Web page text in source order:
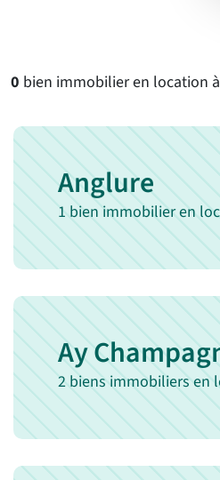
0 bien immobilier en location
Anglure
1 bien immobilier en
Ay
2 biens immobiliers en